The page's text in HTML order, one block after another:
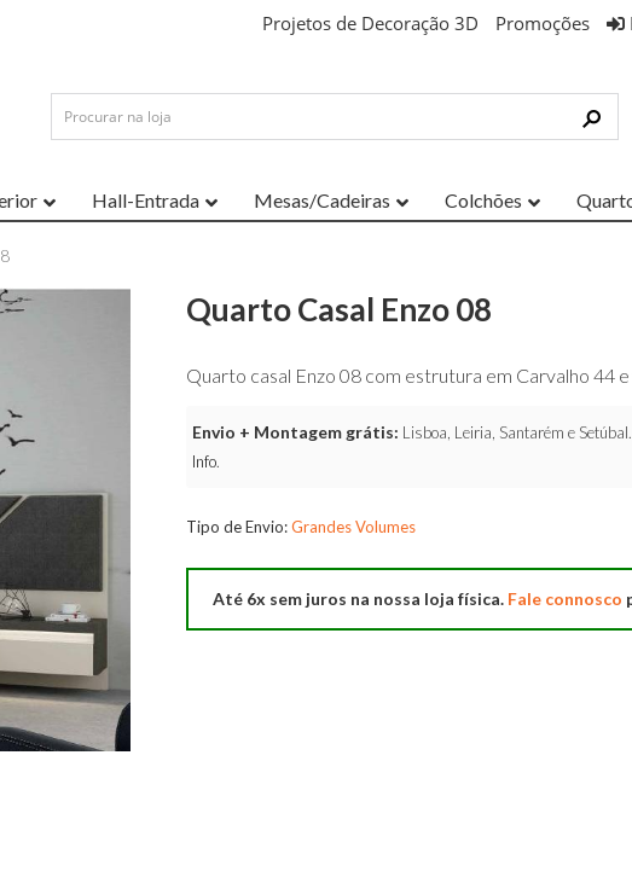
Projetos de Decoração 3D Promoções
Hall-Entrada Mesas/Cadeiras Colchões
Quarto Casal Enzo 08
Quarto casal Enzo 08 com estrutura em Carvalho 44
Envio + Montagem grátis: Lisboa, Leiria, Santarém e
Info.
Tipo de Envio:Grandes Volumes
Até 6x sem juros na nossa loja física. Fale connosco